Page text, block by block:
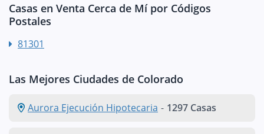
Casas en Venta Cerca de Mí por Códigos
Postales
81301
Las Mejores Ciudades de Colorado
Aurora Ejecución Hipotecaria - 1297 Casas